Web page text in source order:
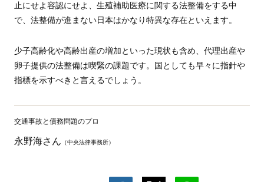
止にせよ容認にせよ、生殖補助医療に関する法整備をする中
で、法整備が進まない日本はかなり特異な存在といえます。
少子高齢化や高齢出産の増加といった現状も含め、代理出産や
卵子提供の法整備は喫緊の課題です。国としても早々に指針や
指標を示すべきと言えるでしょう。
交通事故と債務問題のプロ
永野海さん （中央法律事務所）